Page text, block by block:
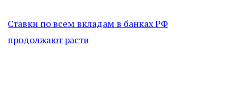
Ставки по всем вкладам в банках РФ
продолжают расти